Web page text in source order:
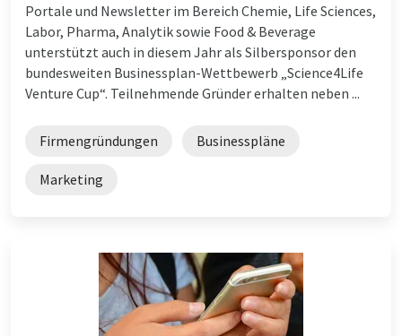
Portale und Newsletter im Bereich Chemie, Life Sciences,
Labor, Pharma, Analytik sowie Food & Beverage
unterstützt auch in diesem Jahr als Silbersponsor den
bundesweiten Businessplan-Wettbewerb „Science4Life
Venture Cup“. Teilnehmende Gründer erhalten neben ...
Firmengründungen Businesspläne
Marketing